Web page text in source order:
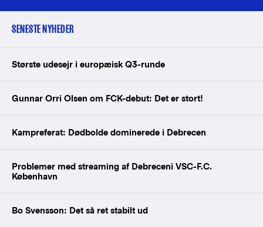
SENESTE NYHEDER
Største udesejr i europæisk Q3-runde
Gunnar Orri Olsen om FCK-debut: Det er stort!
Kampreferat: Dødbolde dominerede i Debrecen
Problemer med streaming af Debreceni VSC-F.C.
København
Bo Svensson: Det så ret stabilt ud